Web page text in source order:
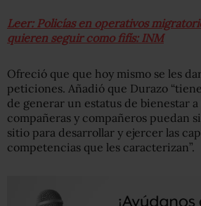
Leer: Policías en operativos
quieren seguir como fifís: INM
Ofreció que que hoy mismo se les
peticiones. Añadió que Durazo
de generar un estatus de bienestar
compañeras y compañeros puedan
sitio para desarrollar y ejercer las
competencias que les caracterizan”.